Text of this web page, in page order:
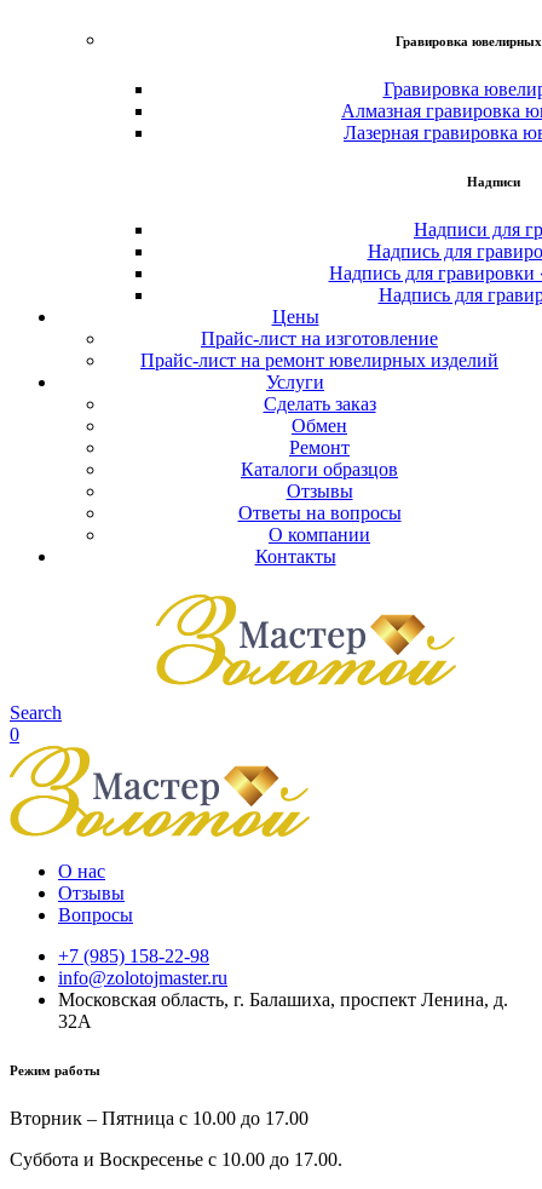
Гравировка ювелирных
Гравировка
Алмазная гравировка
Лазерная гравировка
Надписи
Надписи для
Надпись для
Надпись для
Надпись для
Цены
Прайс-лист на изготовление
Прайс-лист на ремонт ювелирных изделий
Услуги
Сделать заказ
Обмен
Ремонт
Каталоги образцов
Отзывы
Ответы на вопросы
О компании
Контакты
Search
0
О нас
Отзывы
Вопросы
+7 (985) 158-22-98
info@zolotojmaster.ru
Московская область, г. Балашиха, проспект Ленина, д.
32А
Режим работы
Вторник – Пятница с 10.00 до 17.00
Суббота и Воскресенье с 10.00 до 17.00.